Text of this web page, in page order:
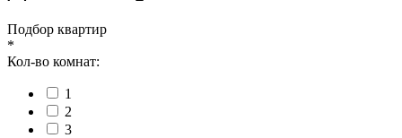
Подбор квартир
*
Кол-во комнат:
1
2
3